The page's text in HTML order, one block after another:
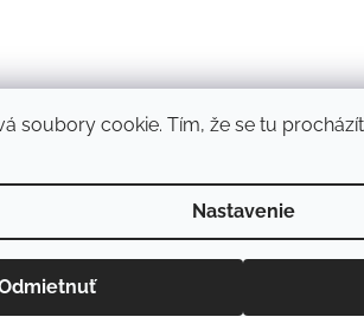
soubory cookie. Tím, že se tu
Nastavenie